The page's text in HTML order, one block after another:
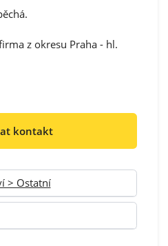
z okresu Praha - hl.
kontakt
> Ostatní